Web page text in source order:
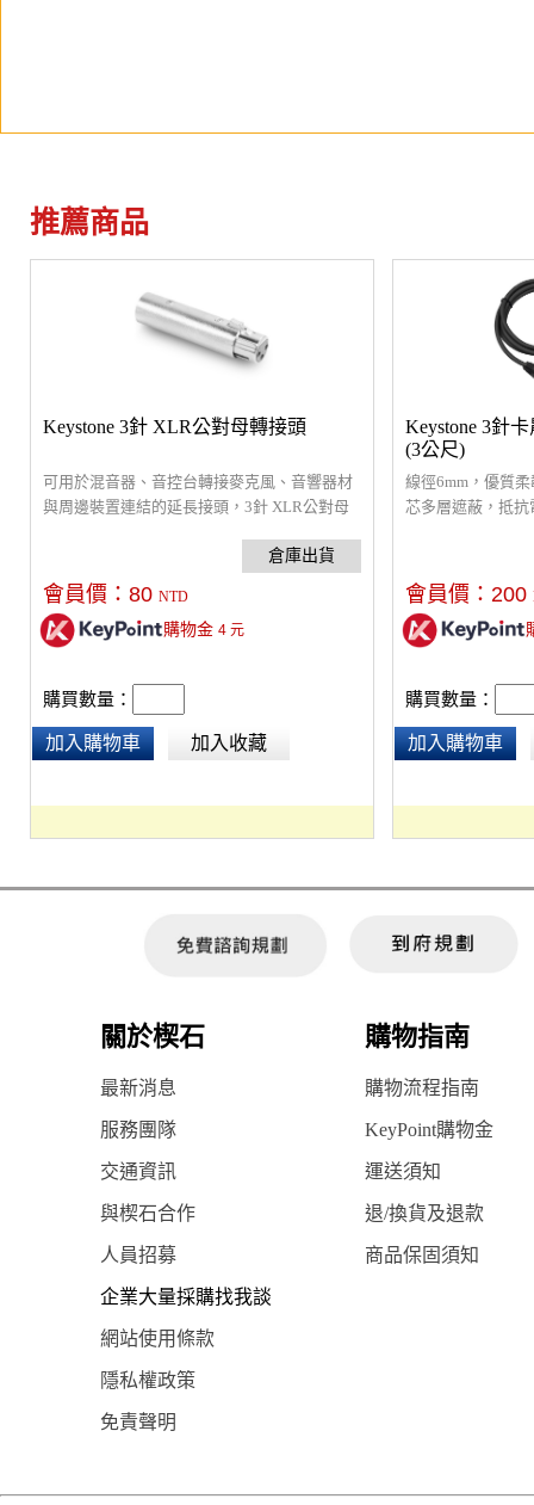
推薦商品
Keystone 3針 XLR公對母轉接頭
可用於混音器、音控台轉接麥克風、音響器材
與周邊裝置連結的延長接頭，3針 XLR公對母
會員價： 80 NTD
購物金 4元
購買數量：
加入購物車 加入收藏
Keystone 3針
(3公尺)
線徑6mm，優質
芯多層遮蔽，抵
會員價： 200
購買數量：
加入購物車
關於楔石 購物指南
最新消息 購物流程指南
服務團隊 KeyPoint購物金
交通資訊 運送須知
與楔石合作 退/換貨及退款
人員招募 商品保固須知
企業大量採購找我談
網站使用條款
隱私權政策
免責聲明